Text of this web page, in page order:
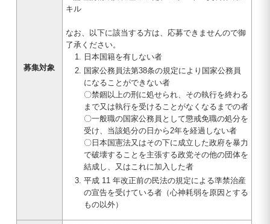
募集対象
キル
なお、以下に該当する方は、応募できませんので御
了承ください。
日本国籍を有しない者
国家公務員法第38条の規定により国家公務員
になることができない者
〇禁錮以上の刑に処せられ、その執行を終わる
まで又は執行を受けることがなくなるまでの者
〇一般職の国家公務員として懲戒免職の処分を
受け、当該処分の日から2年を経過しない者
〇日本国憲法又はその下に成立した政府を暴力
で破壊することを主張する政党その他の団体を
結成し、又はこれに加入した者
平成 11 年改正前の民法の規定による準禁治産
の宣告を受けている者（心神耗弱を原因とする
もの以外）